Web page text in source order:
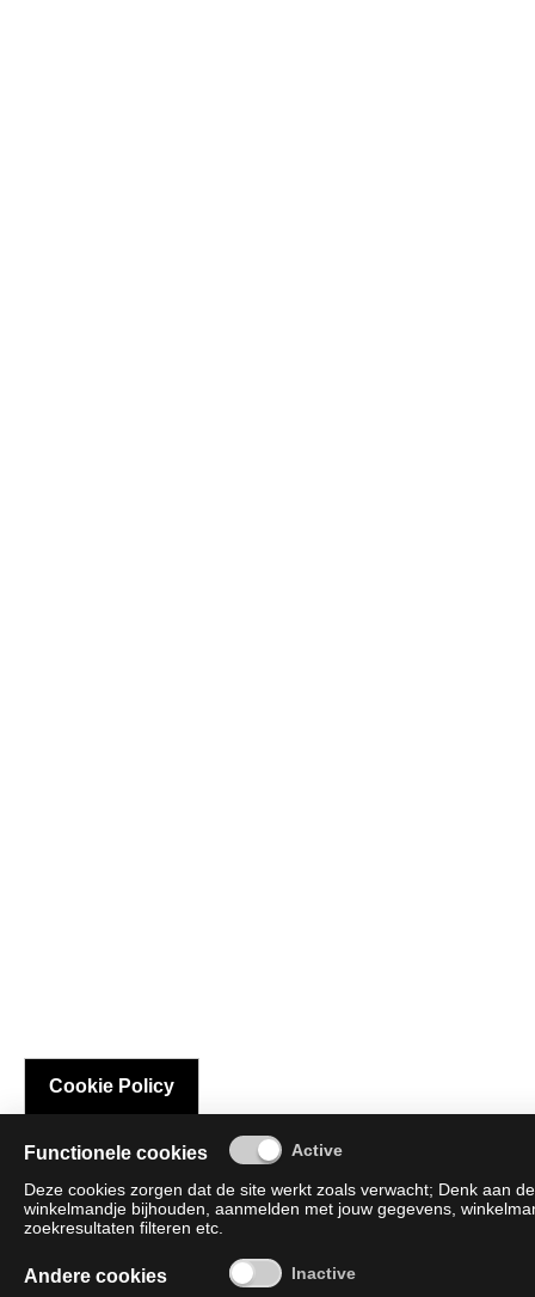
Cookie Policy
Functionele cookies
Deze cookies zorgen dat de site werkt zoals verwacht; Denk aan
winkelmandje bijhouden, aanmelden met jouw gegevens,
zoekresultaten filteren etc.
Andere cookies